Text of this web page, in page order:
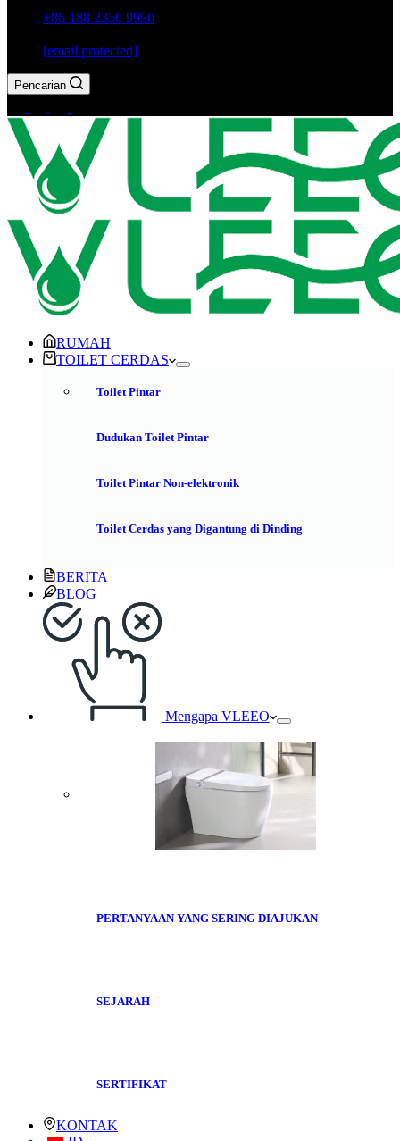
+86 188 2350 9990
[email protected]
Pencarian
RUMAH
TOILET CERDAS
Toilet Pintar
Dudukan Toilet Pintar
Toilet Pintar Non-elektronik
Toilet Cerdas yang Digantung di Dinding
BERITA
BLOG
Mengapa VLEEO
PERTANYAAN YANG SERING DIAJUKAN
SEJARAH
SERTIFIKAT
KONTAK